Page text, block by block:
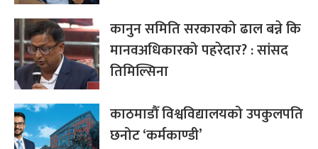
कानुन समिति सरकारको ढाल बन्ने कि
मानवअधिकारको पहरेदार? : सांसद
तिमिल्सिना
काठमाडौँ विश्वविद्यालयको उपकुलपति
छनोट ‘कर्मकाण्डी’